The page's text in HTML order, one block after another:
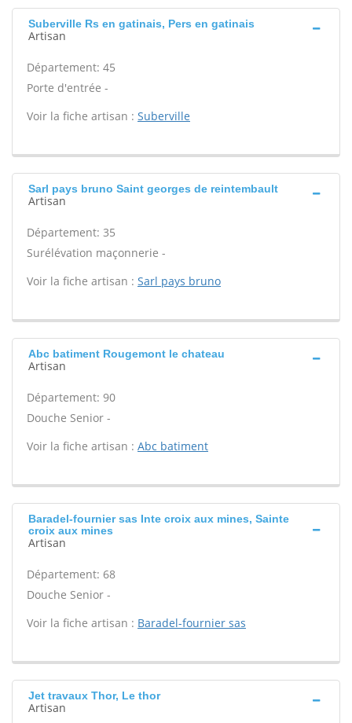
Suberville Rs en gatinais, Pers en gatinais
Artisan
Département: 45
Porte d'entrée -
Voir la fiche artisan : Suberville
Sarl pays bruno Saint georges de reintembault
Artisan
Département: 35
Surélévation maçonnerie -
Voir la fiche artisan : Sarl pays bruno
Abc batiment Rougemont le chateau
Artisan
Département: 90
Douche Senior -
Voir la fiche artisan : Abc batiment
Baradel-fournier sas Inte croix aux mines, Sainte
croix aux mines
Artisan
Département: 68
Douche Senior -
Voir la fiche artisan : Baradel-fournier sas
Jet travaux Thor, Le thor
Artisan